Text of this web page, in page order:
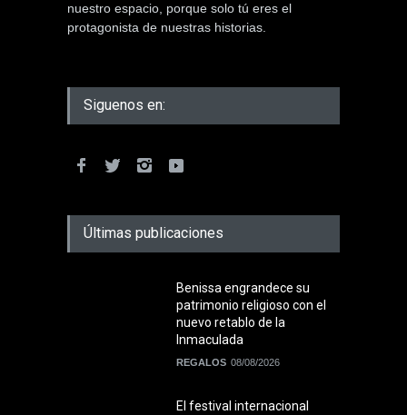
nuestro espacio, porque solo tú eres el
protagonista de nuestras historias.
Siguenos en:
Últimas publicaciones
Benissa engrandece su
patrimonio religioso con el
nuevo retablo de la
Inmaculada
REGALOS 08/08/2026
El festival internacional